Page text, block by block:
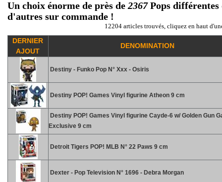
Un choix énorme de près de 2367Pops différentes
d'autres sur commande !
12204 articles trouvés, cliquez en haut
DERNIER
AJOUT
DENOMINATION
Destiny - Funko Pop N° Xxx - Osiris
Destiny POP! Games Vinyl figurine Atheon 9 cm
Destiny POP! Games Vinyl figurine Cayde-6 w/ Golden Gun
Exclusive 9 cm
Detroit Tigers POP! MLB N° 22 Paws 9 cm
Dexter - Pop Television N° 1696 - Debra Morgan